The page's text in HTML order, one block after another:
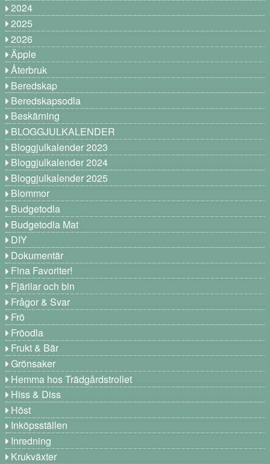
2024
2025
2026
Äpple
Återbruk
Beredskap
Beredskapsodla
Beskärning
BLOGGJULKALENDER
Bloggjulkalender 2023
Bloggjulkalender 2024
Bloggjulkalender 2025
Blommor
Budgetodla
Budgetodla Mat
DIY
Dokumentär
Fina Favoriter!
Fjärilar och bin
Frågor & Svar
Frö
Fröodla
Frukt & Bär
Grönsaker
Hemma hos Trädgårdstrollet
Hiss & Diss
Höst
Inköpsställen
Inredning
Krukväxter